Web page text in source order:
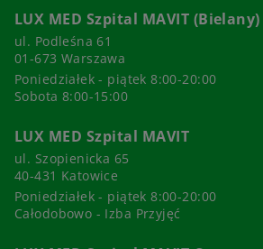
LUX MED Szpital MAVIT (Bielany)
ul. Podleśna 61
01-673 Warszawa
Poniedziałek - piątek 8:00-20:00
Sobota 8:00-15:00
LUX MED Szpital MAVIT
ul. Szopienicka 65
40-431 Katowice
Poniedziałek - piątek 8:00-20:00
Całodobowo - Izba Przyjęć